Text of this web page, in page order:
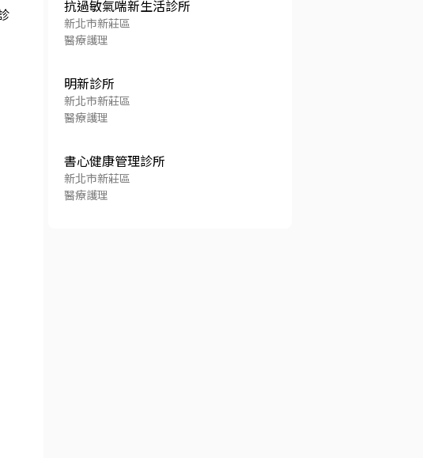
抗過敏氣喘新生活診所
新北市新莊區
醫療護理
明新診所
新北市新莊區
醫療護理
書心健康管理診所
新北市新莊區
醫療護理